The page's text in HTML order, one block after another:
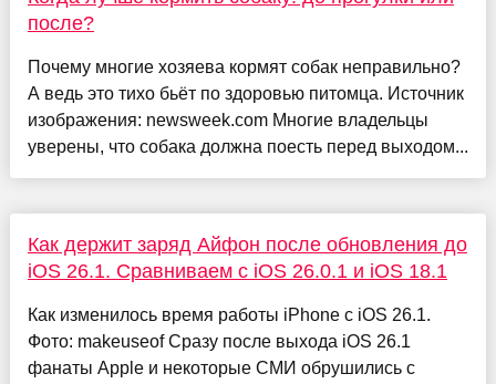
после?
Почему многие хозяева кормят собак неправильно?
А ведь это тихо бьёт по здоровью питомца. Источник
изображения: newsweek.com Многие владельцы
уверены, что собака должна поесть перед выходом...
Как держит заряд Айфон после обновления до
iOS 26.1. Сравниваем с iOS 26.0.1 и iOS 18.1
Как изменилось время работы iPhone с iOS 26.1.
Фото: makeuseof Сразу после выхода iOS 26.1
фанаты Apple и некоторые СМИ обрушились с